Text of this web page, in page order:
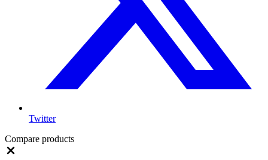
Twitter
Compare products